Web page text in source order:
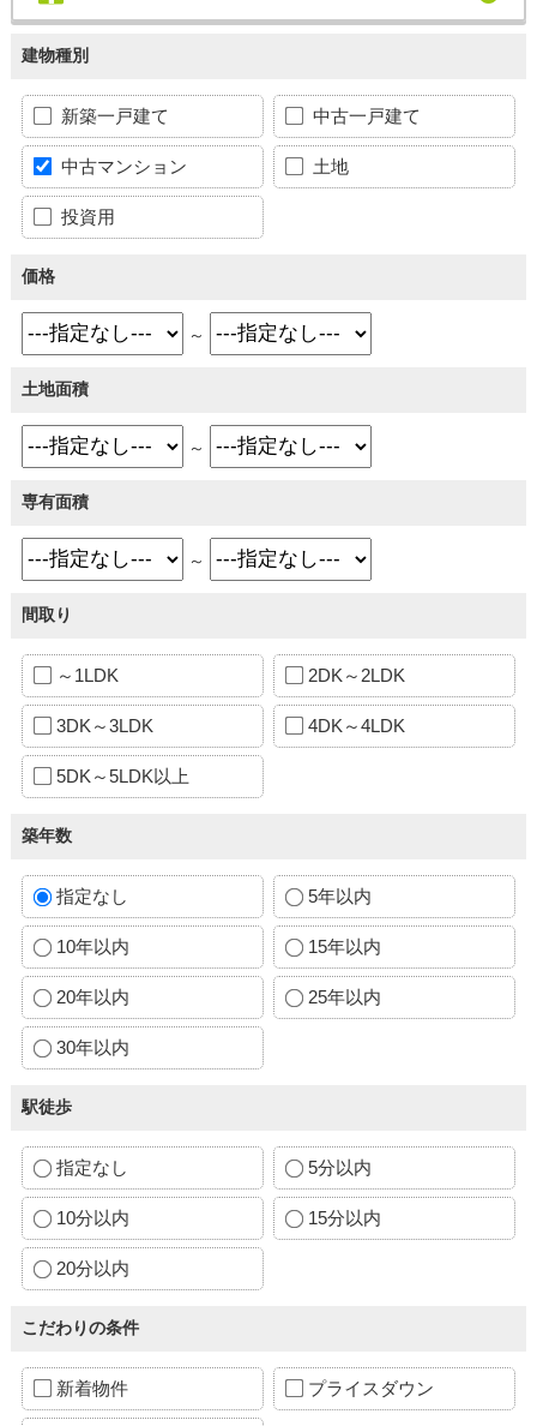
建物種別
新築一戸建て 中古一戸建て
中古マンション 土地
投資用
価格
～
土地面積
～
専有面積
～
間取り
～1LDK 2DK～2LDK
3DK～3LDK 4DK～4LDK
5DK～5LDK以上
築年数
指定なし 5年以内
10年以内 15年以内
20年以内 25年以内
30年以内
駅徒歩
指定なし 5分以内
10分以内 15分以内
20分以内
こだわりの条件
新着物件 プライスダウン